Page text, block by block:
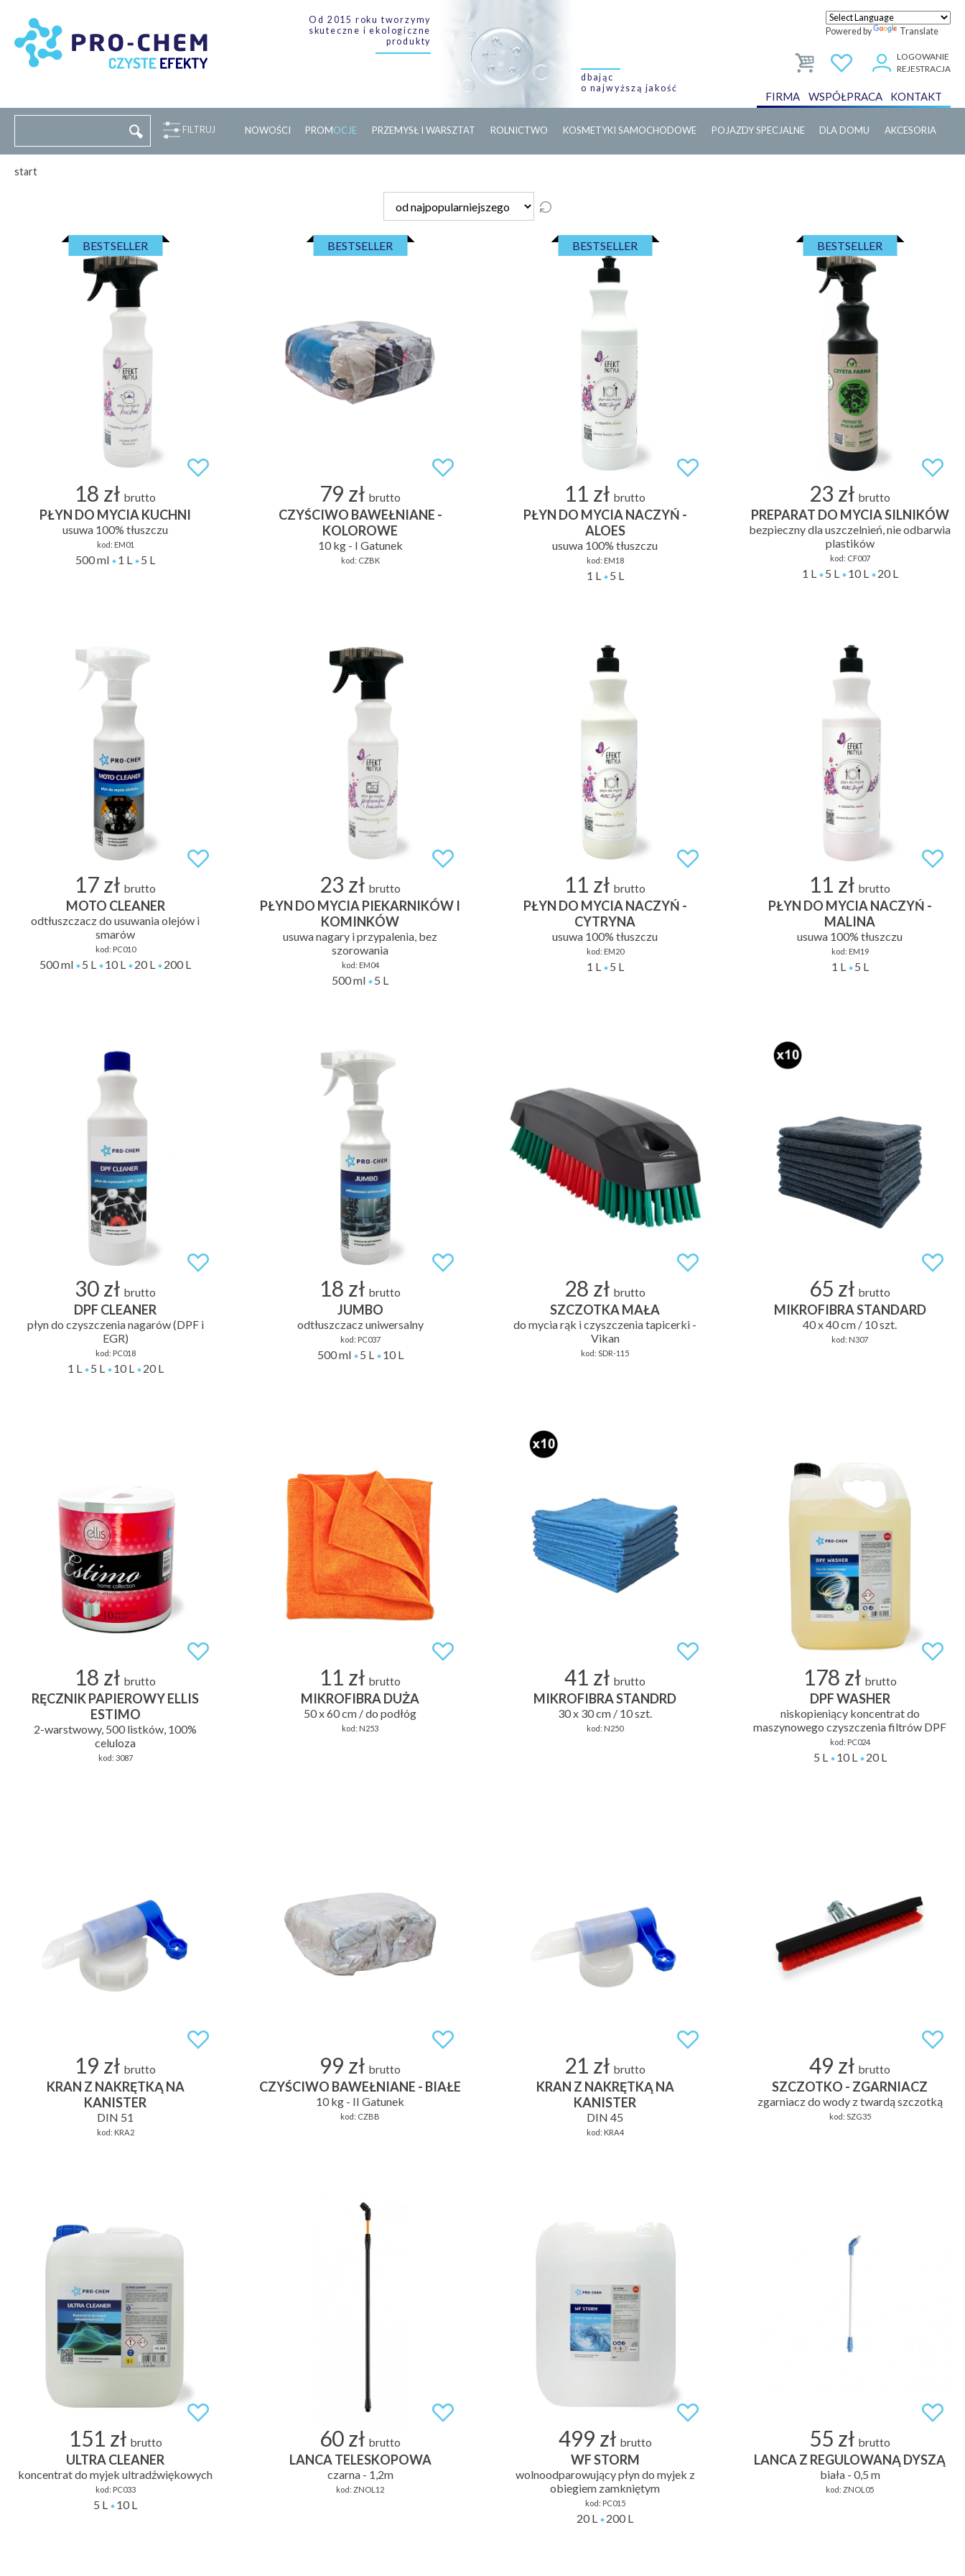
Od 2015 roku tworzymy
skuteczne i ekologiczne
produkty
dbając
o najwyższą jakość
Powered by Translate
LOGOWANIE
REJESTRACJA
FIRMA WSPÓŁPRACA KONTAKT
FILTRUJ NOWOŚCI PROMOC JE PRZEMYSŁ I WARSZTAT ROLNICTWO KOSMETYKI SAMOCHODOWE POJAZDY SPECJALNE DLA DOMU AKCESORIA
start
BESTSELLER
18 zł brutto
PŁYN DO MYCIA KUCHNI
usuwa 100% tłuszczu
kod: EM01
500 ml 1 L 5 L
BESTSELLER
79 zł brutto
CZYŚCIWO BAWEŁNIANE -
KOLOROWE
10 kg - I Gatunek
kod: CZBK
BESTSELLER
11 zł brutto
PŁYN DO MYCIA NACZYŃ -
ALOES
usuwa 100% tłuszczu
kod: EM18
1 L 5 L
BESTSELLER
23 zł brutto
PREPARAT DO MYCIA SILNIKÓW
bezpieczny dla uszczelnień, nie odbarwia
plastików
kod: CF007
1 L 5 L 10 L 20 L
17 zł brutto
MOTO CLEANER
odtłuszczacz do usuwania olejów i
smarów
kod: PC010
500 ml 5 L 10 L 20 L 200 L
23 zł brutto
PŁYN DO MYCIA PIEKARNIKÓW I
KOMINKÓW
usuwa nagary i przypalenia, bez
szorowania
kod: EM04
500 ml 5 L
11 zł brutto
PŁYN DO MYCIA NACZYŃ -
CYTRYNA
usuwa 100% tłuszczu
kod: EM20
1 L 5 L
11 zł brutto
PŁYN DO MYCIA NACZYŃ -
MALINA
usuwa 100% tłuszczu
kod: EM19
1 L 5 L
30 zł brutto
DPF CLEANER
płyn do czyszczenia nagarów (DPF i
EGR)
kod: PC018
1 L 5 L 10 L 20 L
18 zł brutto
JUMBO
odtłuszczacz uniwersalny
kod: PC037
500 ml 5 L 10 L
28 zł brutto
SZCZOTKA MAŁA
do mycia rąk i czyszczenia tapicerki -
Vikan
kod: SDR-115
65 zł brutto
MIKROFIBRA STANDARD
40 x 40 cm / 10 szt.
kod: N307
18 zł brutto
RĘCZNIK PAPIEROWY ELLIS
ESTIMO
2-warstwowy, 500 listków, 100%
celuloza
kod: 3087
11 zł brutto
MIKROFIBRA DUŻA
50 x 60 cm / do podłóg
kod: N253
41 zł brutto
MIKROFIBRA STANDRD
30 x 30 cm / 10 szt.
kod: N250
178 zł brutto
DPF WASHER
niskopieniący koncentrat do
maszynowego czyszczenia filtrów DPF
kod: PC024
5 L 10 L 20 L
19 zł brutto
KRAN Z NAKRĘTKĄ NA
KANISTER
DIN 51
kod: KRA2
99 zł brutto
CZYŚCIWO BAWEŁNIANE - BIAŁE
10 kg - II Gatunek
kod: CZBB
21 zł brutto
KRAN Z NAKRĘTKĄ NA
KANISTER
DIN 45
kod: KRA4
49 zł brutto
SZCZOTKO - ZGARNIACZ
zgarniacz do wody z twardą szczotką
kod: SZG35
151 zł brutto
ULTRA CLEANER
koncentrat do myjek ultradźwiękowych
kod: PC033
5 L 10 L
60 zł brutto
LANCA TELESKOPOWA
czarna - 1,2m
kod: ZNOL12
499 zł brutto
WF STORM
wolnoodparowujący płyn do myjek z
obiegiem zamkniętym
kod: PC015
20 L 200 L
55 zł brutto
LANCA Z REGULOWANĄ DYSZĄ
biała - 0,5 m
kod: ZNOL05